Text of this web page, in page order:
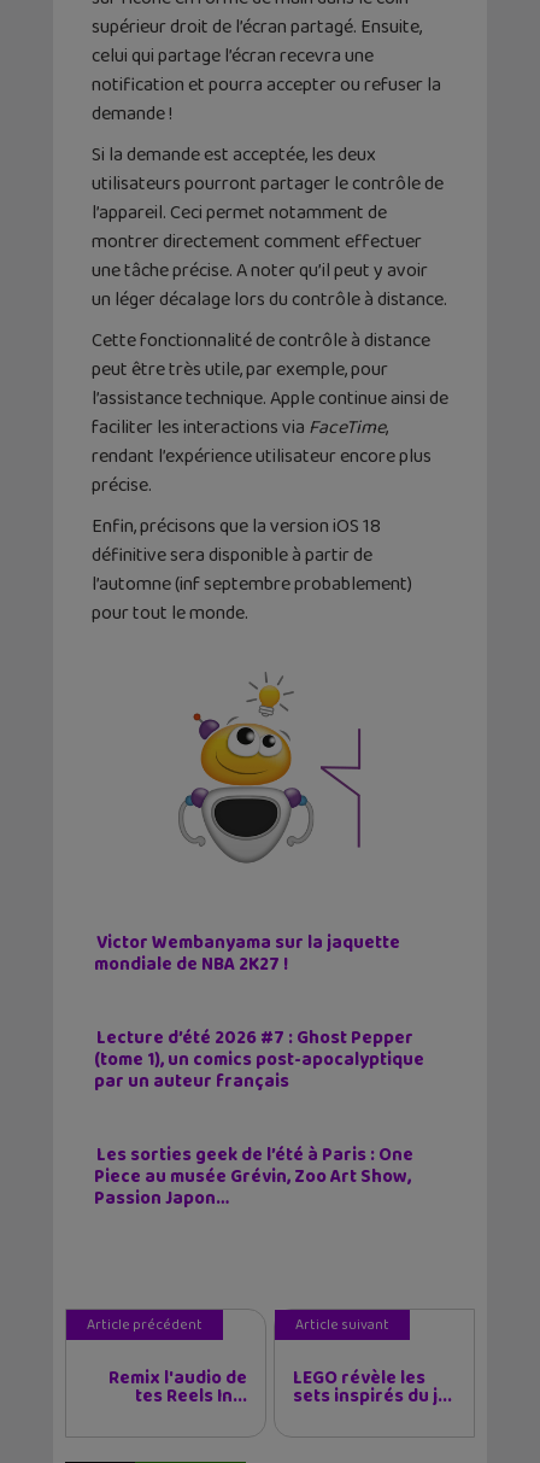
supérieur droit de l’écran partagé. Ensuite,
celui qui partage l’écran recevra une
notification et pourra accepter ou refuser la
demande !
Si la demande est acceptée, les deux
utilisateurs pourront partager le contrôle de
l’appareil. Ceci permet notamment de
montrer directement comment effectuer
une tâche précise. A noter qu’il peut y avoir
un léger décalage lors du contrôle à distance.
Cette fonctionnalité de contrôle à distance
peut être très utile, par exemple, pour
l’assistance technique. Apple continue ainsi de
faciliter les interactions via FaceTime,
rendant l’expérience utilisateur encore plus
précise.
Enfin, précisons que la version iOS 18
définitive sera disponible à partir de
l’automne (inf septembre probablement)
pour tout le monde.
Victor Wembanyama sur la jaquette
mondiale de NBA 2K27 !
Lecture d’été 2026 #7 : Ghost Pepper
(tome 1), un comics post-apocalyptique
par un auteur français
Les sorties geek de l’été à Paris : One
Piece au musée Grévin, Zoo Art Show,
Passion Japon…
Article précédent
Remix l'audio de
tes Reels In...
Article suivant
LEGO révèle les
sets inspirés du j...